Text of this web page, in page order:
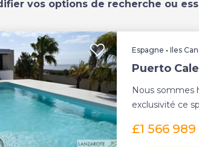
vos options de recherche ou
Espagne •Iles
Puerto
Nous sommes
exclusivité ce
£1 566 989